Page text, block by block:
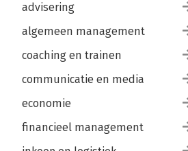
advisering
algemeen management
coaching en trainen
communicatie en media
economie
financieel management